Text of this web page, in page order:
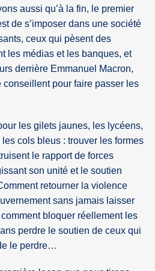
aussi qu’à la fin, le premier
de s’imposer dans une société
ceux qui pèsent des
les médias et les banques, et
derrière Emmanuel Macron,
conseillent pour faire passer les
les gilets jaunes, les lycéens,
cols bleus : trouver les formes
le rapport de forces
son unité et le soutien
retourner la violence
sans jamais laisser
bloquer réellement les
perdre le soutien de ceux qui
le perdre…